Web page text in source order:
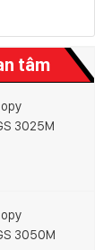
tâm
3025M
3050M